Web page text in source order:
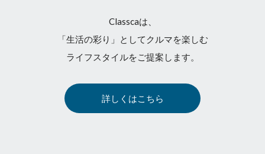
Classcaは、
「生活の彩り」としてクルマを楽しむ
ライフスタイルをご提案します。
詳しくはこちら